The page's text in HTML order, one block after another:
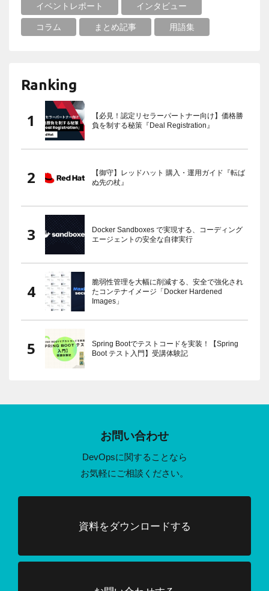
イベントレポート インタビュー
コラム まとめ記事 用語集
Ranking
【必見！認定リセラーパートナー向け】価格勝
負を制する秘策『Deal Registration』
【御守】レッドハット 購入・運用ガイド『転ば
ぬ先の杖』
Docker Sandboxes で実現する、コーディング
エージェントの安全な自律実行
脆弱性管理を大幅に削減する、安全で強化され
たコンテナイメージ「Docker Hardened
Images」
Spring Bootでテストコードを実装！【Spring
Boot テスト入門】受講体験記
お問い合わせ
DevOpsに関することなら
お気軽にご相談ください。
資料をダウンロードする